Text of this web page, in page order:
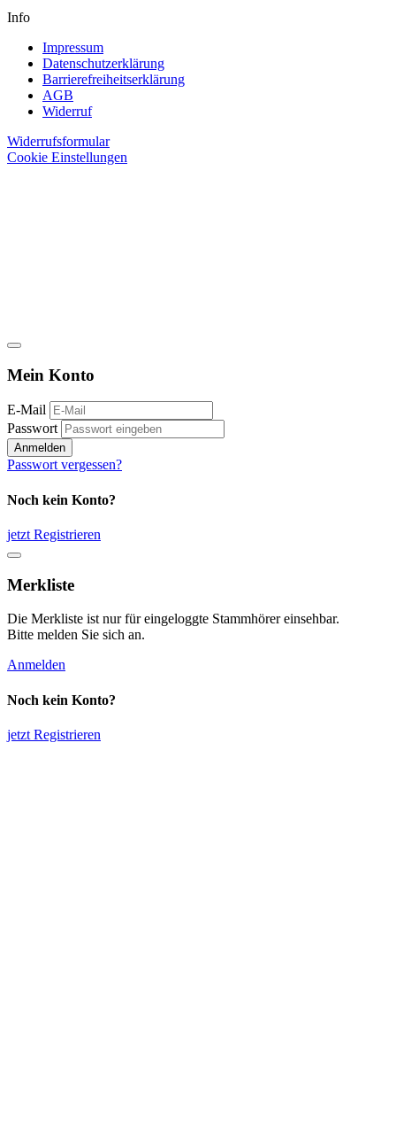
Info
Impressum
Datenschutzerklärung
Barrierefreiheitserklärung
AGB
Widerruf
Widerrufsformular
Cookie Einstellungen
Mein Konto
E-Mail
Passwort
Anmelden
Passwort vergessen?
Noch kein Konto?
jetzt Registrieren
Merkliste
Die Merkliste ist nur für eingeloggte Stammhörer einsehbar.
Bitte melden Sie sich an.
Anmelden
Noch kein Konto?
jetzt Registrieren